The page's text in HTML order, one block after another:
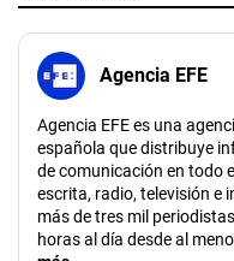
Agencia EFE
Agencia EFE es una
española que distribuye
de comunicación en todo
escrita, radio, televisión e
más de tres mil
horas al día desde al